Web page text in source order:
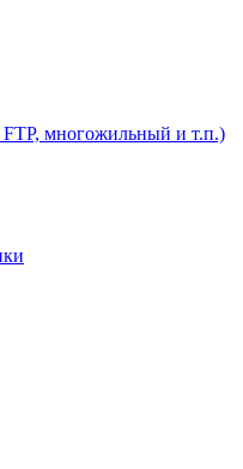
FTP, многожильный и т.п.)